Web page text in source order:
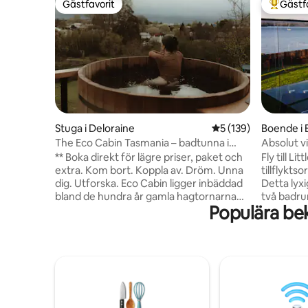
Gästfavorit
Gästfavorit
Stuga i Deloraine 5 av 5 i
5 (139)
The Eco Cabin Tasmania – badtunna i
cederträ
** Boka direkt för lägre priser, paket och
extra. Kom bort. Koppla av. Dröm. Unna
dig. Utforska. Eco Cabin ligger inbäddad
bland de hundra år gamla hagtornarna
och torrmurarna i en av Deloraines
ursprungliga fastigheter och erbjuder en
över bergen, medan du kopplar av och
badar i din egen privata
Populär
Boende i
Fly till
Detta
två
Point.
på den
eller
Populära